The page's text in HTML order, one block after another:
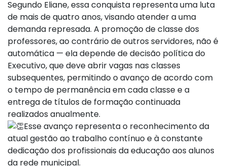
Segundo Eliane, essa conquista representa uma luta
de mais de quatro anos, visando atender a uma
demanda represada. A promoção de classe dos
professores, ao contrário de outros servidores, não é
automática — ela depende de decisão política do
Executivo, que deve abrir vagas nas classes
subsequentes, permitindo o avanço de acordo com
o tempo de permanência em cada classe e a
entrega de títulos de formação continuada
realizados anualmente.
Esse avanço representa o reconhecimento da
atual gestão ao trabalho contínuo e à constante
dedicação dos profissionais da educação aos alunos
da rede municipal.